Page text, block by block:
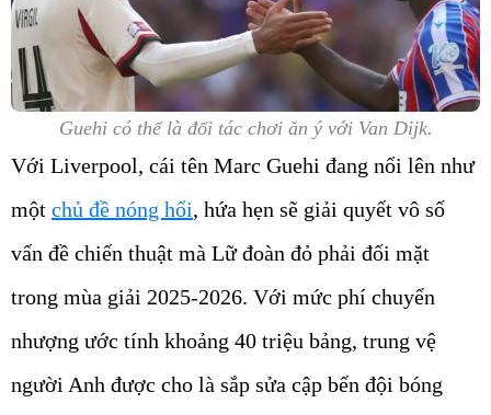
Guehi có thể là đối tác chơi ăn ý với Van Dijk.
Với Liverpool, cái tên Marc Guehi đang nổi lên như
một chủ đề nóng hổi, hứa hẹn sẽ giải quyết vô số
vấn đề chiến thuật mà Lữ đoàn đỏ phải đối mặt
trong mùa giải 2025-2026. Với mức phí chuyển
nhượng ước tính khoảng 40 triệu bảng, trung vệ
người Anh được cho là sắp sửa cập bến đội bóng